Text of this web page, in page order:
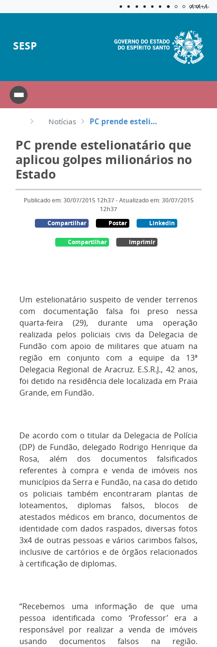
Aplicar
A=A+A-
SESP
Notícias PC prende estelionatário que aplicou golpes milionários no Estado
PC prende estelionatário que
aplicou golpes milionários no
Estado
Publicado em: 30/07/2015 12h37 - Atualizado em: 30/07/2015
12h37
Compartilhar
Postar Linkedin
Compartilhar Imprimir
Um estelionatário suspeito de vender terrenos
com documentação falsa foi preso nessa
quarta-feira (29), durante uma operação
realizada pelos policiais civis da Delegacia de
Fundão com apoio de militares que atuam na
região em conjunto com a equipe da 13ª
Delegacia Regional de Aracruz. E.S.R.J., 42 anos,
foi detido na residência dele localizada em Praia
Grande, em Fundão.
De acordo com o titular da Delegacia de Polícia
(DP) de Fundão, delegado Rodrigo Henrique da
Rosa, além dos documentos falsificados
referentes à compra e venda de imóveis nos
municípios da Serra e Fundão, na casa do detido
os policiais também encontraram plantas de
loteamentos, diplomas falsos, blocos de
atestados médicos em branco, documentos de
identidade com dados raspados, diversas fotos
3x4 de outras pessoas e vários carimbos falsos,
inclusive de cartórios e de órgãos relacionados
à certificação de diplomas.
“Recebemos uma informação de que uma
pessoa identificada como ‘Professor’ era a
responsável por realizar a venda de imóveis
usando documentos falsos na região.